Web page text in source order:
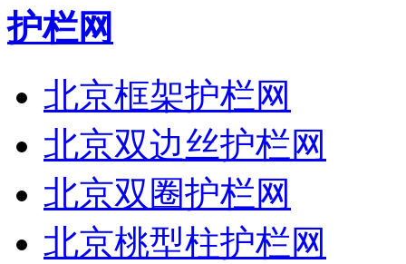
护栏网
北京框架护栏网
北京双边丝护栏网
北京双圈护栏网
北京桃型柱护栏网